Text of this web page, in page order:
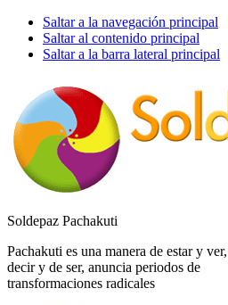
Saltar a la navegación principal
Saltar al contenido principal
Saltar a la barra lateral principal
Soldepaz Pachakuti
Pachakuti es una manera de estar y
decir y de ser, anuncia periodos de
transformaciones radicales